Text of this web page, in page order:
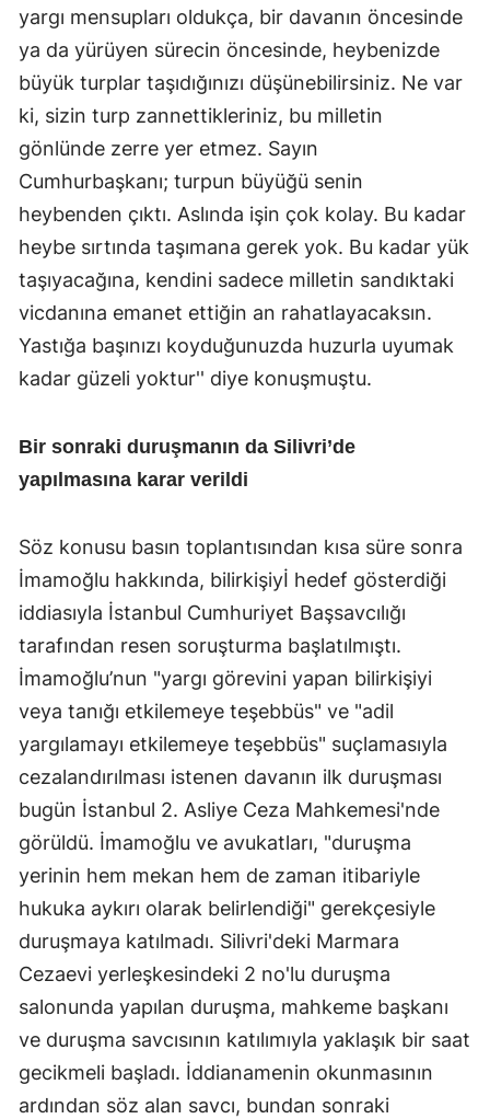
yargı mensupları oldukça, bir davanın öncesinde
ya da yürüyen sürecin öncesinde, heybenizde
büyük turplar taşıdığınızı düşünebilirsiniz. Ne var
ki, sizin turp zannettikleriniz, bu milletin
gönlünde zerre yer etmez. Sayın
Cumhurbaşkanı; turpun büyüğü senin
heybenden çıktı. Aslında işin çok kolay. Bu kadar
heybe sırtında taşımana gerek yok. Bu kadar yük
taşıyacağına, kendini sadece milletin sandıktaki
vicdanına emanet ettiğin an rahatlayacaksın.
Yastığa başınızı koyduğunuzda huzurla uyumak
kadar güzeli yoktur'' diye konuşmuştu.
Bir sonraki duruşmanın da Silivri’de
yapılmasına karar verildi
Söz konusu basın toplantısından kısa süre sonra
İmamoğlu hakkında, bilirkişiyİ hedef gösterdiği
iddiasıyla İstanbul Cumhuriyet Başsavcılığı
tarafından resen soruşturma başlatılmıştı.
İmamoğlu’nun "yargı görevini yapan bilirkişiyi
veya tanığı etkilemeye teşebbüs" ve "adil
yargılamayı etkilemeye teşebbüs" suçlamasıyla
cezalandırılması istenen davanın ilk duruşması
bugün İstanbul 2. Asliye Ceza Mahkemesi'nde
görüldü. İmamoğlu ve avukatları, "duruşma
yerinin hem mekan hem de zaman itibariyle
hukuka aykırı olarak belirlendiği" gerekçesiyle
duruşmaya katılmadı. Silivri'deki Marmara
Cezaevi yerleşkesindeki 2 no'lu duruşma
salonunda yapılan duruşma, mahkeme başkanı
ve duruşma savcısının katılımıyla yaklaşık bir saat
gecikmeli başladı. İddianamenin okunmasının
ardından söz alan savcı, bundan sonraki